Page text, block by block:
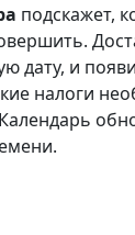
подскажет,
дату, и
налоги